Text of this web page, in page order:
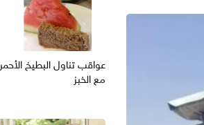
عواقب تناول البطيخ الأحمر
مع الخبز